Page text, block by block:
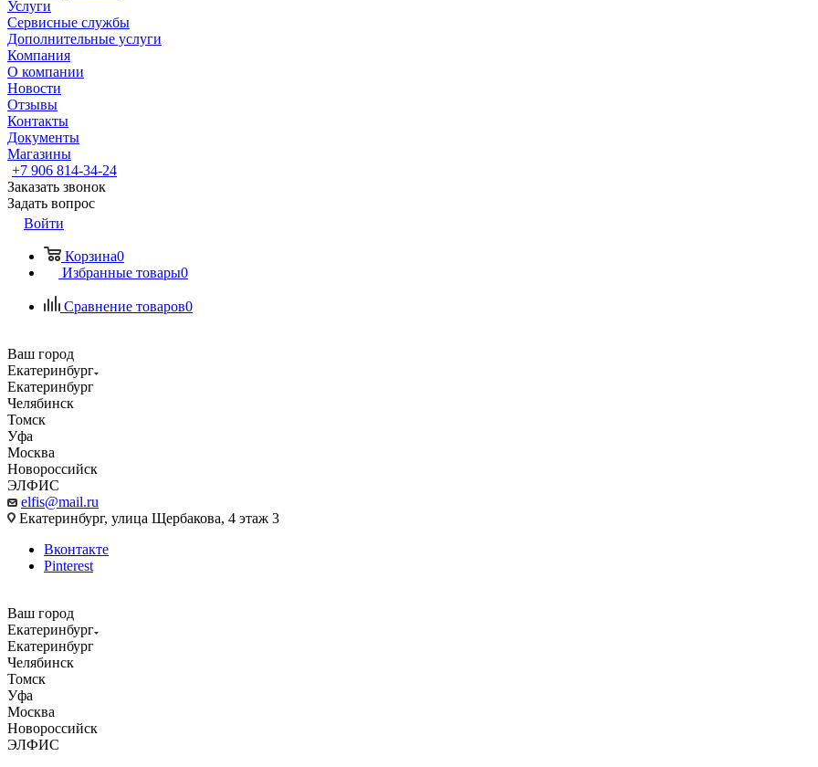
Услуги
Сервисные службы
Дополнительные услуги
Компания
О компании
Новости
Отзывы
Контакты
Документы
Магазины
+7 906 814-34-24
Заказать звонок
Задать вопрос
Войти
Корзина0
Избранные товары0
Сравнение товаров0
Ваш город
Екатеринбург
Екатеринбург
Челябинск
Томск
Уфа
Москва
Новороссийск
ЭЛФИС
elfis@mail.ru
Екатеринбург, улица Щербакова, 4 этаж 3
Вконтакте
Pinterest
Ваш город
Екатеринбург
Екатеринбург
Челябинск
Томск
Уфа
Москва
Новороссийск
ЭЛФИС